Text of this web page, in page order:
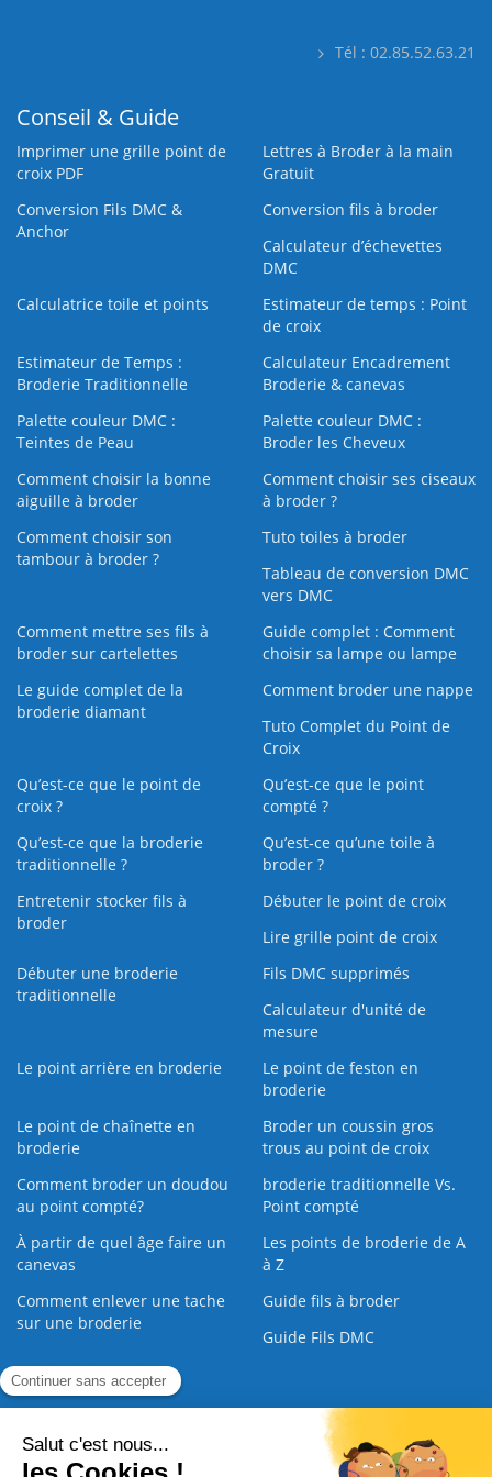
Tél : 02.85.52.63.21
Conseil & Guide
Imprimer une grille point de
croix PDF
Lettres à Broder à la main
Gratuit
Conversion Fils DMC &
Anchor
Conversion fils à broder
Calculateur d’échevettes
DMC
Calculatrice toile et points
Estimateur de temps : Point
de croix
Estimateur de Temps :
Broderie Traditionnelle
Calculateur Encadrement
Broderie & canevas
Palette couleur DMC :
Teintes de Peau
Palette couleur DMC :
Broder les Cheveux
Comment choisir la bonne
aiguille à broder
Comment choisir ses ciseaux
à broder ?
Comment choisir son
tambour à broder ?
Tuto toiles à broder
Tableau de conversion DMC
vers DMC
Comment mettre ses fils à
broder sur cartelettes
Guide complet : Comment
choisir sa lampe ou lampe
Le guide complet de la
broderie diamant
Comment broder une nappe
Tuto Complet du Point de
Croix
Qu’est-ce que le point de
croix ?
Qu’est-ce que le point
compté ?
Qu’est-ce que la broderie
traditionnelle ?
Qu’est‑ce qu’une toile à
broder ?
Entretenir stocker fils à
broder
Débuter le point de croix
Lire grille point de croix
Débuter une broderie
traditionnelle
Fils DMC supprimés
Calculateur d'unité de
mesure
Le point arrière en broderie
Le point de feston en
broderie
Le point de chaînette en
broderie
Broder un coussin gros
trous au point de croix
Comment broder un doudou
au point compté?
broderie traditionnelle Vs.
Point compté
À partir de quel âge faire un
canevas
Les points de broderie de A
à Z
Comment enlever une tache
sur une broderie
Guide fils à broder
Guide Fils DMC
Guide de la Broderie